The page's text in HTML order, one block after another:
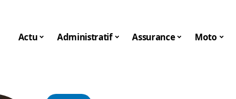
Actu Administratif Assurance Moto